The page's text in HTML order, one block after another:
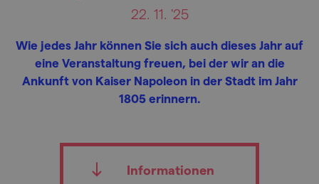
22. 11. '25
Wie jedes Jahr können Sie sich auch dieses Jahr auf
eine Veranstaltung freuen, bei der wir an die
Ankunft von Kaiser Napoleon in der Stadt im Jahr
1805 erinnern.
Informationen